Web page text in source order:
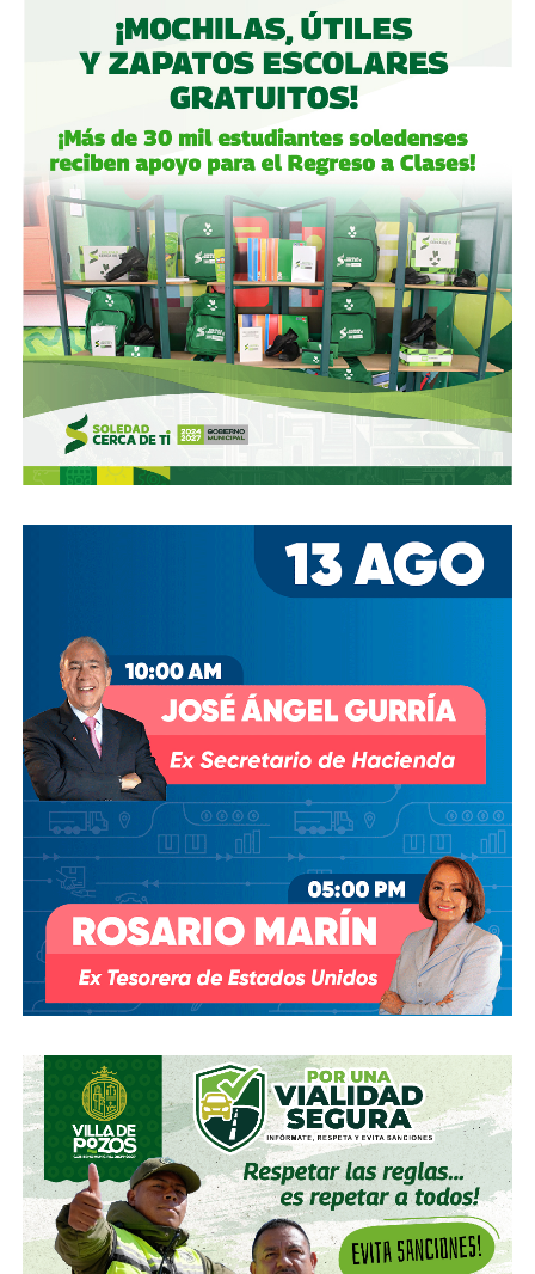
personas se sientan más seguras entrando a un parque
bajo su cuidado, para evitar accidentes en una calle, de una
ciudad que también es parte del estado.
Gobierno municipal:no se apresuren por hacer cosas
solo de cara a la contienda electoral, échenle ganas y
háganlas bien, respeten los tiempos, informen
oportunamente a los usuarios de las vialidades.
Ya aprovechando,revisen las señales de tránsito de la
zona, que necesitan mantenimiento, y luego dense una
vuelta por la ciudad:hay banquetas que son
estacionamientos, hay ciclovías intransitables, hay
peatones en riesgoporque los conductores no siguen el
reglamento.
En pocas palabras,
bajemos todos la velocidad… en
Arrancó la carrera, todos la van perdiendo |